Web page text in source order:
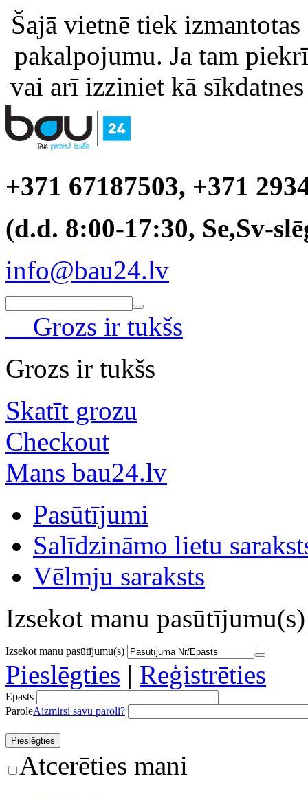
Šajā vietnē tiek
pakalpojumu. Ja tam
vai arī izziniet kā
+371 67187503, +371
(d.d. 8:00-17:30, Se,Sv-
info@bau24.lv
Grozs ir tukšs
Grozs ir tukšs
Skatīt grozu
Checkout
Mans bau24.lv
Pasūtījumi
Salīdzināmo lietu
Vēlmju saraksts
Izsekot manu pasūtījumu(s)
Izsekot manu pasūtījumu(s)
Pieslēgties | Reģistrēties
Epasts
ParoleAizmirsi savu paroli?
Atcerēties mani